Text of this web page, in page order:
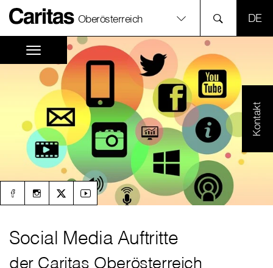
Oberösterreich
Kontakt
Social Media Auftritte
der Caritas Oberösterreich